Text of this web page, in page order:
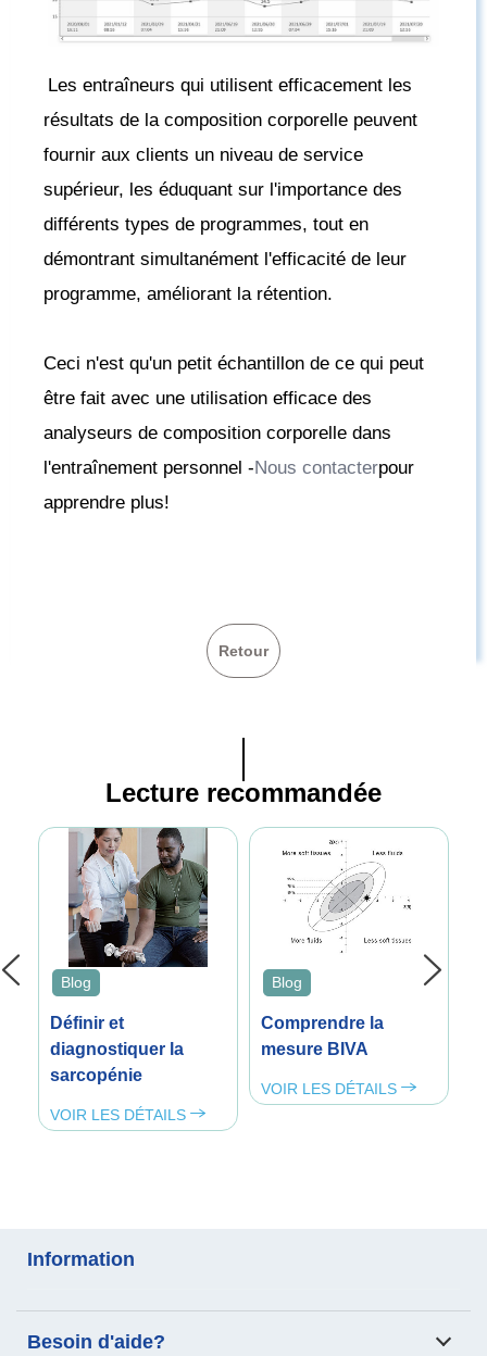
Les entraîneurs qui utilisent efficacement les
résultats de la composition corporelle peuvent
fournir aux clients un niveau de service
supérieur, les éduquant sur l'importance des
différents types de programmes, tout en
démontrant simultanément l'efficacité de leur
programme, améliorant la rétention.
Ceci n'est qu'un petit échantillon de ce qui peut
être fait avec une utilisation efficace des
analyseurs de composition corporelle dans
l'entraînement personnel -Nous contacterpour
apprendre plus!
Retour
Lecture recommandée
Blog
Définir et
diagnostiquer la
sarcopénie
VOIR LES DÉTAILS
Blog
Comprendre la
mesure BIVA
VOIR LES DÉTAILS
Information
Besoin d'aide?